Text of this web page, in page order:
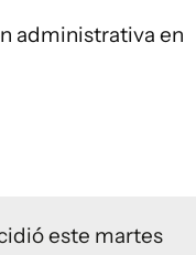
administrativa en
este martes